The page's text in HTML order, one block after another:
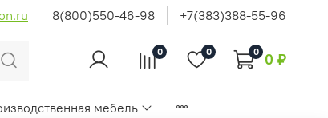
8(800)550-46-98 +7(383)388-55-96
0 0 0 0 ₽
мебель